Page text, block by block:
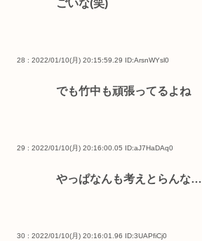
ごいな(笑)
28 : 2022/01/10(月) 20:15:59.29 ID:ArsnWYsl0
でも竹中も頑張ってるよね
29 : 2022/01/10(月) 20:16:00.05 ID:aJ7HaDAq0
やっぱなんも考えとらんな…
30 : 2022/01/10(月) 20:16:01.96 ID:3UAPfiCj0